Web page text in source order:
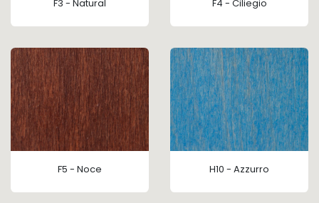
F3 - Natural F4 - Ciliegio
F5 - Noce H10 - Azzurro